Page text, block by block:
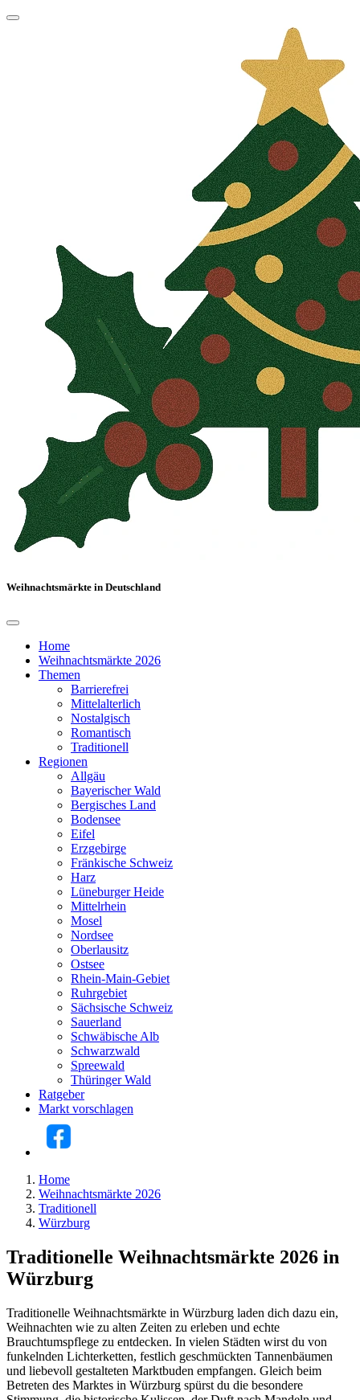
Weihnachtsmärkte in Deutschland
Home
Weihnachtsmärkte 2026
Themen
Barrierefrei
Mittelalterlich
Nostalgisch
Romantisch
Traditionell
Regionen
Allgäu
Bayerischer Wald
Bergisches Land
Bodensee
Eifel
Erzgebirge
Fränkische Schweiz
Harz
Lüneburger Heide
Mittelrhein
Mosel
Nordsee
Oberlausitz
Ostsee
Rhein-Main-Gebiet
Ruhrgebiet
Sächsische Schweiz
Sauerland
Schwäbische Alb
Schwarzwald
Spreewald
Thüringer Wald
Ratgeber
Markt vorschlagen
Home
Weihnachtsmärkte 2026
Traditionell
Würzburg
Traditionelle Weihnachtsmärkte 2026 in
Würzburg
Traditionelle Weihnachtsmärkte in Würzburg laden dich dazu ein,
Weihnachten wie zu alten Zeiten zu erleben und echte
Brauchtumspflege zu entdecken. In vielen Städten wirst du von
funkelnden Lichterketten, festlich geschmückten Tannenbäumen
und liebevoll gestalteten Marktbuden empfangen. Gleich beim
Betreten des Marktes in Würzburg spürst du die besondere